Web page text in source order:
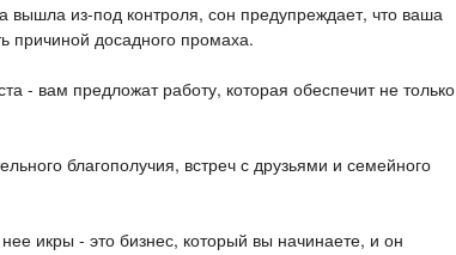
из-под контроля, сон предупреждает, что ваша
причиной досадного промаха.
- вам предложат работу, которая обеспечит не только
благополучия, встреч с друзьями и семейного
икры - это бизнес, который вы начинаете, и он